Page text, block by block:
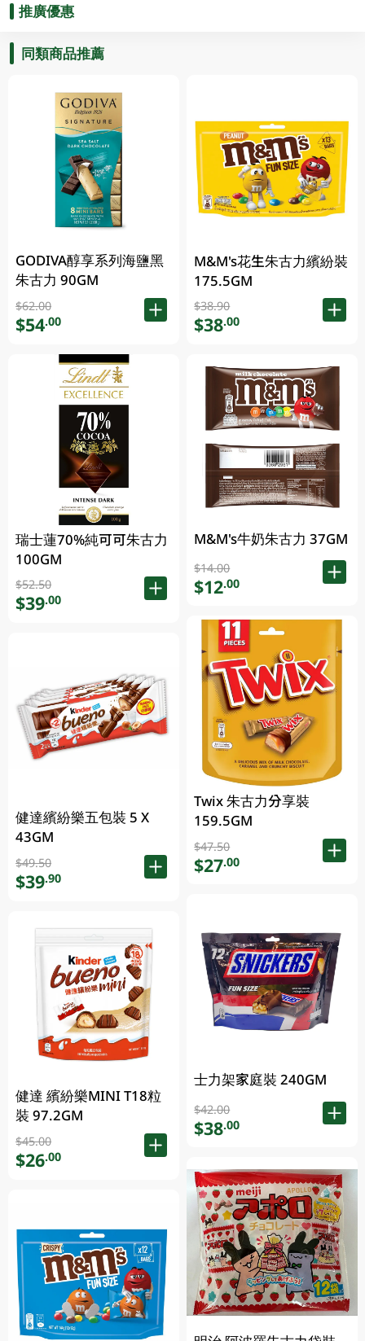
推廣優惠
同類商品推薦
GODIVA醇享系列海鹽黑
朱古力 90GM
$62.00
$54.00
瑞士蓮70%純可可朱古力
100GM
$52.50
$39.00
健達繽紛樂五包裝 5 X
43GM
$49.50
$39.90
健達 繽紛樂MINI T18粒
裝 97.2GM
$45.00
$26.00
M&M's花生朱古力繽紛裝
175.5GM
$38.90
$38.00
M&M's牛奶朱古力 37GM
$14.00
$12.00
Twix 朱古力分享裝
159.5GM
$47.50
$27.00
士力架家庭裝 240GM
$42.00
$38.00